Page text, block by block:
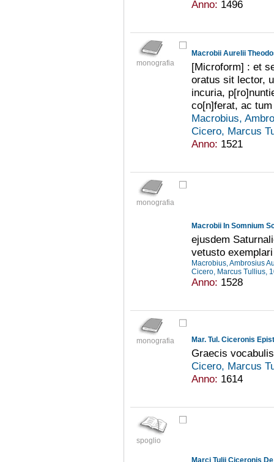
Anno: 1496
monografia
Macrobii Aurelii
[Microform] : et
oratus sit lector,
incuria,
co[n]ferat, ac
Macrobius,
Cicero, Marcus
Anno: 1521
monografia
ejusdem
vetusto
Macrobius, Ambrosius
Cicero, Marcus Tullius,
Anno: 1528
monografia
Graecis
Cicero, Marcus
Anno: 1614
spoglio